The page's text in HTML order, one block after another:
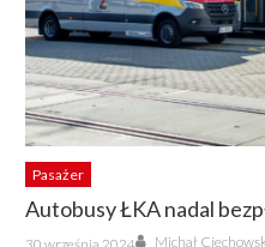
Pasażer
Autobusy ŁKA nadal
Posted
Author
Michał